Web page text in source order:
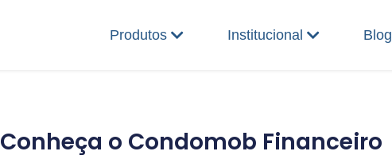
Produtos Institucional Blog
Conheça o Condomob Financeiro